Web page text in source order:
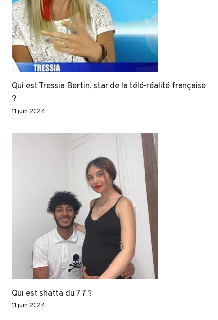
Qui est Tressia Bertin, star de la télé-réalité française
?
11 juin 2024
Qui est shatta du 77 ?
11 juin 2024